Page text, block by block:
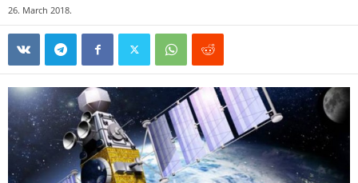
26. March 2018.